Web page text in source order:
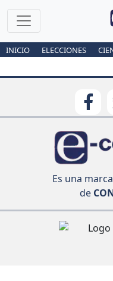
INICIO ELECCIONES
Es una
de